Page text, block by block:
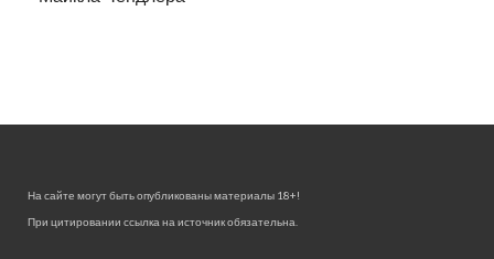
На сайте могут быть опубликованы материалы 18+!
При цитировании ссылка на источник обязательна.